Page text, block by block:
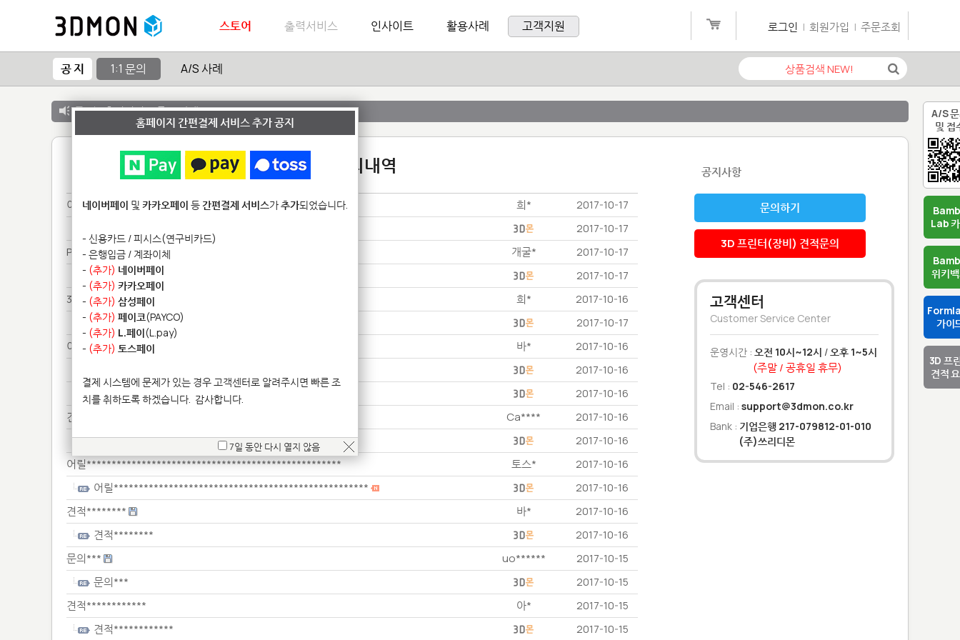
A/S
및 접
Lab
위키
가이
3D 프
견적
스토어 출력서비스 인사이트 활용사례 고객지원 로그인 | 회원가입 | 주문조회
공 지 1:1 문의 A/S 사례
공 지 :출력서비스 종료 안내
1:1 문의내역
이어********** 희* 2017-10-17
2017-10-17
Pr****** 개굴* 2017-10-17
Pr****** 2017-10-17
3D********** 희* 2017-10-16
3D********** 2017-10-17
이어********* 바* 2017-10-16
2017-10-16
이어********* 2017-10-16
견적******** Ca**** 2017-10-16
견적******** 2017-10-16
어릴*************************************************** 토스* 2017-10-16
어릴*************************************************** 2017-10-16
견적******** 바* 2017-10-16
견적******** 2017-10-16
문의*** uo****** 2017-10-15
문의*** 2017-10-15
견적************ 아* 2017-10-15
견적************ 2017-10-15
공지사항
문의하기
3D 프린터(장비) 견적문의
고객센터
Customer Service Center
운영시간 : 오전 10시~12시 /오후 1~5시
(주말 / 공휴일 휴무)
Tel : 02-546-2617
Email : support@3dmon.co.kr
Bank : 기업은행 217-079812-01-010
(주)쓰리디몬
홈페이지 간편결제 서비스 추가 공지
네이버페이 및 카카오페이 등간편결제 서비스가추가되었습니다.
- 신용카드 / 피시스(연구비카드)
- 은행입금 / 계좌이체
- (추가) 네이버페이
- (추가) 카카오페이
- (추가) 삼성페이
- (추가) 페이코(PAYCO)
- (추가) L.페이(L.pay)
- (추가) 토스페이
결제 시스템에 문제가 있는 경우 고객센터로 알려주시면 빠른 조
치를 취하도록 하겠습니다. 감사합니다.
7일 동안 다시 열지 않음